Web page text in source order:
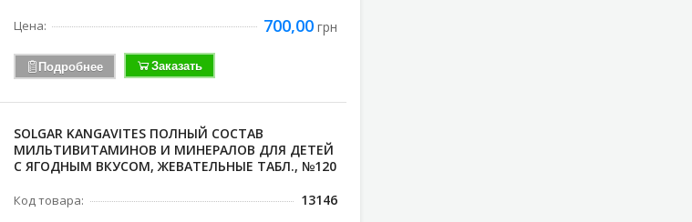
Цена: 700,00грн
Подробнее Заказать
SOLGAR KANGAVITES ПОЛНЫЙ СОСТАВ
МИЛЬТИВИТАМИНОВ И МИНЕРАЛОВ ДЛЯ ДЕТЕЙ
С ЯГОДНЫМ ВКУСОМ, ЖЕВАТЕЛЬНЫЕ ТАБЛ., №120
Код товара: 13146